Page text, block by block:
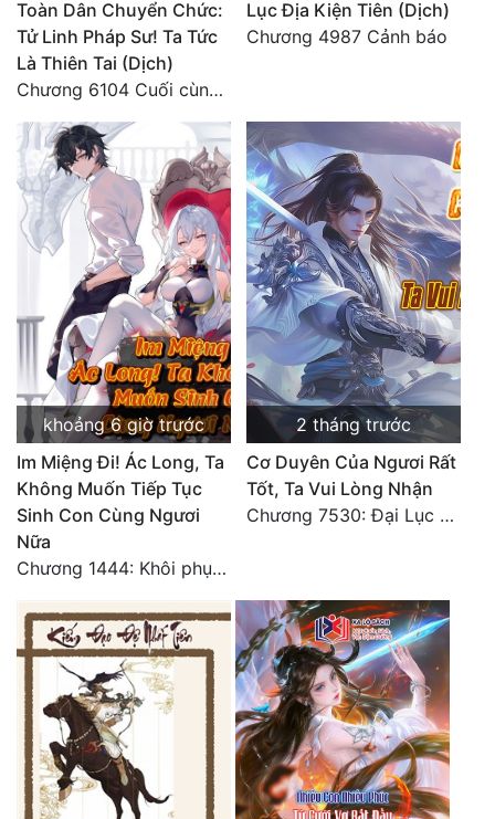
Quân Sự
Sắc
Sủng
Thanh Xuân
Tiên Hiệp
Tiểu Thuyết
Trinh Thám
Triều Đấu
Trùng Sinh
Trọng Sinh
Tu Chân
Tu Tiên
Tội Phạm
Vô Địch
Võ Hiệp
Võng Du
Xuyên Không
Toàn Dân Chuyển Chức:
Tử Linh Pháp Sư! Ta Tức
Là Thiên Tai (Dịch)
Chương 6104 Cuối cùng (HẾT)
Lục Địa Kiện Tiên (Dịch)
Chương 4987 Cảnh báo
khoảng 6 giờ trước
Im Miệng Đi! Ác Long, Ta
Không Muốn Tiếp Tục
Sinh Con Cùng Ngươi
Nữa
Chương 1444: Khôi phục quỹ đạo
2 tháng trước
Cơ Duyên Của Ngươi Rất
Tốt, Ta Vui Lòng Nhận
Chương 7530: Đại Lục Khởi Nguyên – Kiến Thành 71